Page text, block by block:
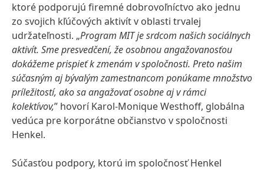
ktoré podporujú firemné dobrovoľníctvo ako jednu
zo svojich kľúčových aktivít v oblasti trvalej
udržateľnosti. „Program MIT je srdcom našich sociálnych
aktivít. Sme presvedčení, že osobnou angažovanosťou
dokážeme prispieť k zmenám v spoločnosti. Preto našim
súčasným aj bývalým zamestnancom ponúkame množstvo
príležitostí, ako sa angažovať osobne aj v rámci
kolektívov,” hovorí Karol-Monique Westhoff, globálna
vedúca pre korporátne občianstvo v spoločnosti
Henkel.
Súčasťou podpory, ktorú im spoločnosť Henkel